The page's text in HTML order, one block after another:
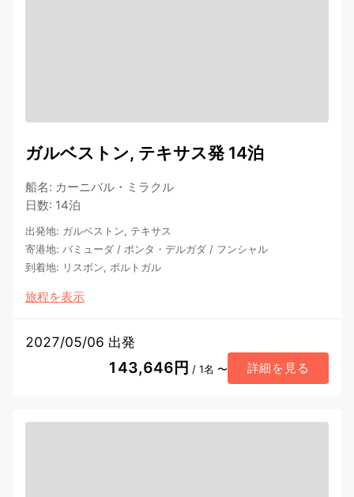
ガルベストン, テキサス発 14泊
船名: カーニバル・ミラクル
日数: 14泊
出発地: ガルベストン, テキサス
寄港地: バミューダ / ポンタ・デルガダ / フンシャル
到着地: リスボン, ポルトガル
旅程を表示
2027/05/06 出発
143,646円 / 1名 〜 詳細を見る